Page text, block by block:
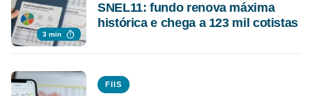
3 min
SNEL11: fundo renova máxima
histórica e chega a 123 mil cotistas
FIIS